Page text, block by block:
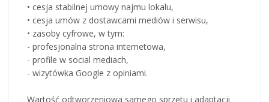
• cesja stabilnej umowy najmu lokalu,
• cesja umów z dostawcami mediów i serwisu,
• zasoby cyfrowe, w tym:
- profesjonalna strona internetowa,
- profile w social mediach,
- wizytówka Google z opiniami.
Wartość odtworzeniowa samego sprzętu i adaptacji